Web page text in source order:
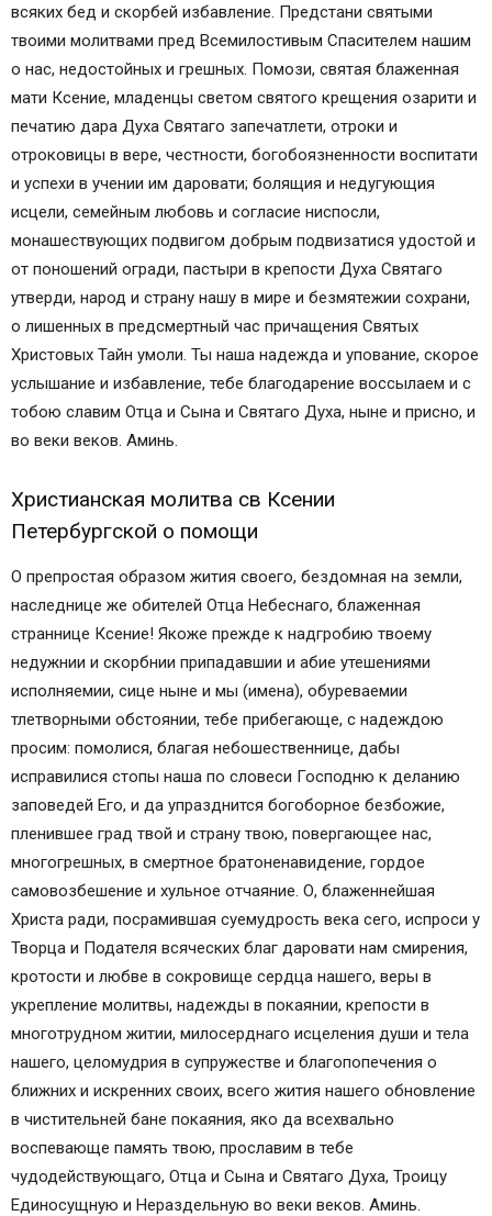
всяких бед и скорбей избавление. Предстани святыми
твоими молитвами пред Всемилостивым Спасителем нашим
о нас, недостойных и грешных. Помози, святая блаженная
мати Ксение, младенцы светом святого крещения озарити и
печатию дара Духа Святаго запечатлети, отроки и
отроковицы в вере, честности, богобоязненности воспитати
и успехи в учении им даровати; болящия и недугующия
исцели, семейным любовь и согласие ниспосли,
монашествующих подвигом добрым подвизатися удостой и
от поношений огради, пастыри в крепости Духа Святаго
утверди, народ и страну нашу в мире и безмятежии сохрани,
о лишенных в предсмертный час причащения Святых
Христовых Тайн умоли. Ты наша надежда и упование, скорое
услышание и избавление, тебе благодарение воссылаем и с
тобою славим Отца и Сына и Святаго Духа, ныне и присно, и
во веки веков. Аминь.
Христианская молитва св Ксении
Петербургской о помощи
О препростая образом жития своего, бездомная на земли,
наследнице же обителей Отца Небеснаго, блаженная
страннице Ксение! Якоже прежде к надгробию твоему
недужнии и скорбнии припадавшии и абие утешениями
исполняемии, сице ныне и мы (имена), обуреваемии
тлетворными обстоянии, тебе прибегающе, с надеждою
просим: помолися, благая небошественнице, дабы
исправилися стопы наша по словеси Господню к деланию
заповедей Его, и да упразднится богоборное безбожие,
пленившее град твой и страну твою, повергающее нас,
многогрешных, в смертное братоненавидение, гордое
самовозбешение и хульное отчаяние. О, блаженнейшая
Христа ради, посрамившая суемудрость века сего, испроси у
Творца и Подателя всяческих благ даровати нам смирения,
кротости и любве в сокровище сердца нашего, веры в
укрепление молитвы, надежды в покаянии, крепости в
многотрудном житии, милосерднаго исцеления души и тела
нашего, целомудрия в супружестве и благопопечения о
ближних и искренних своих, всего жития нашего обновление
в чистительней бане покаяния, яко да всехвально
воспевающе память твою, прославим в тебе
чудодействующаго, Отца и Сына и Святаго Духа, Троицу
Единосущную и Нераздельную во веки веков. Аминь.